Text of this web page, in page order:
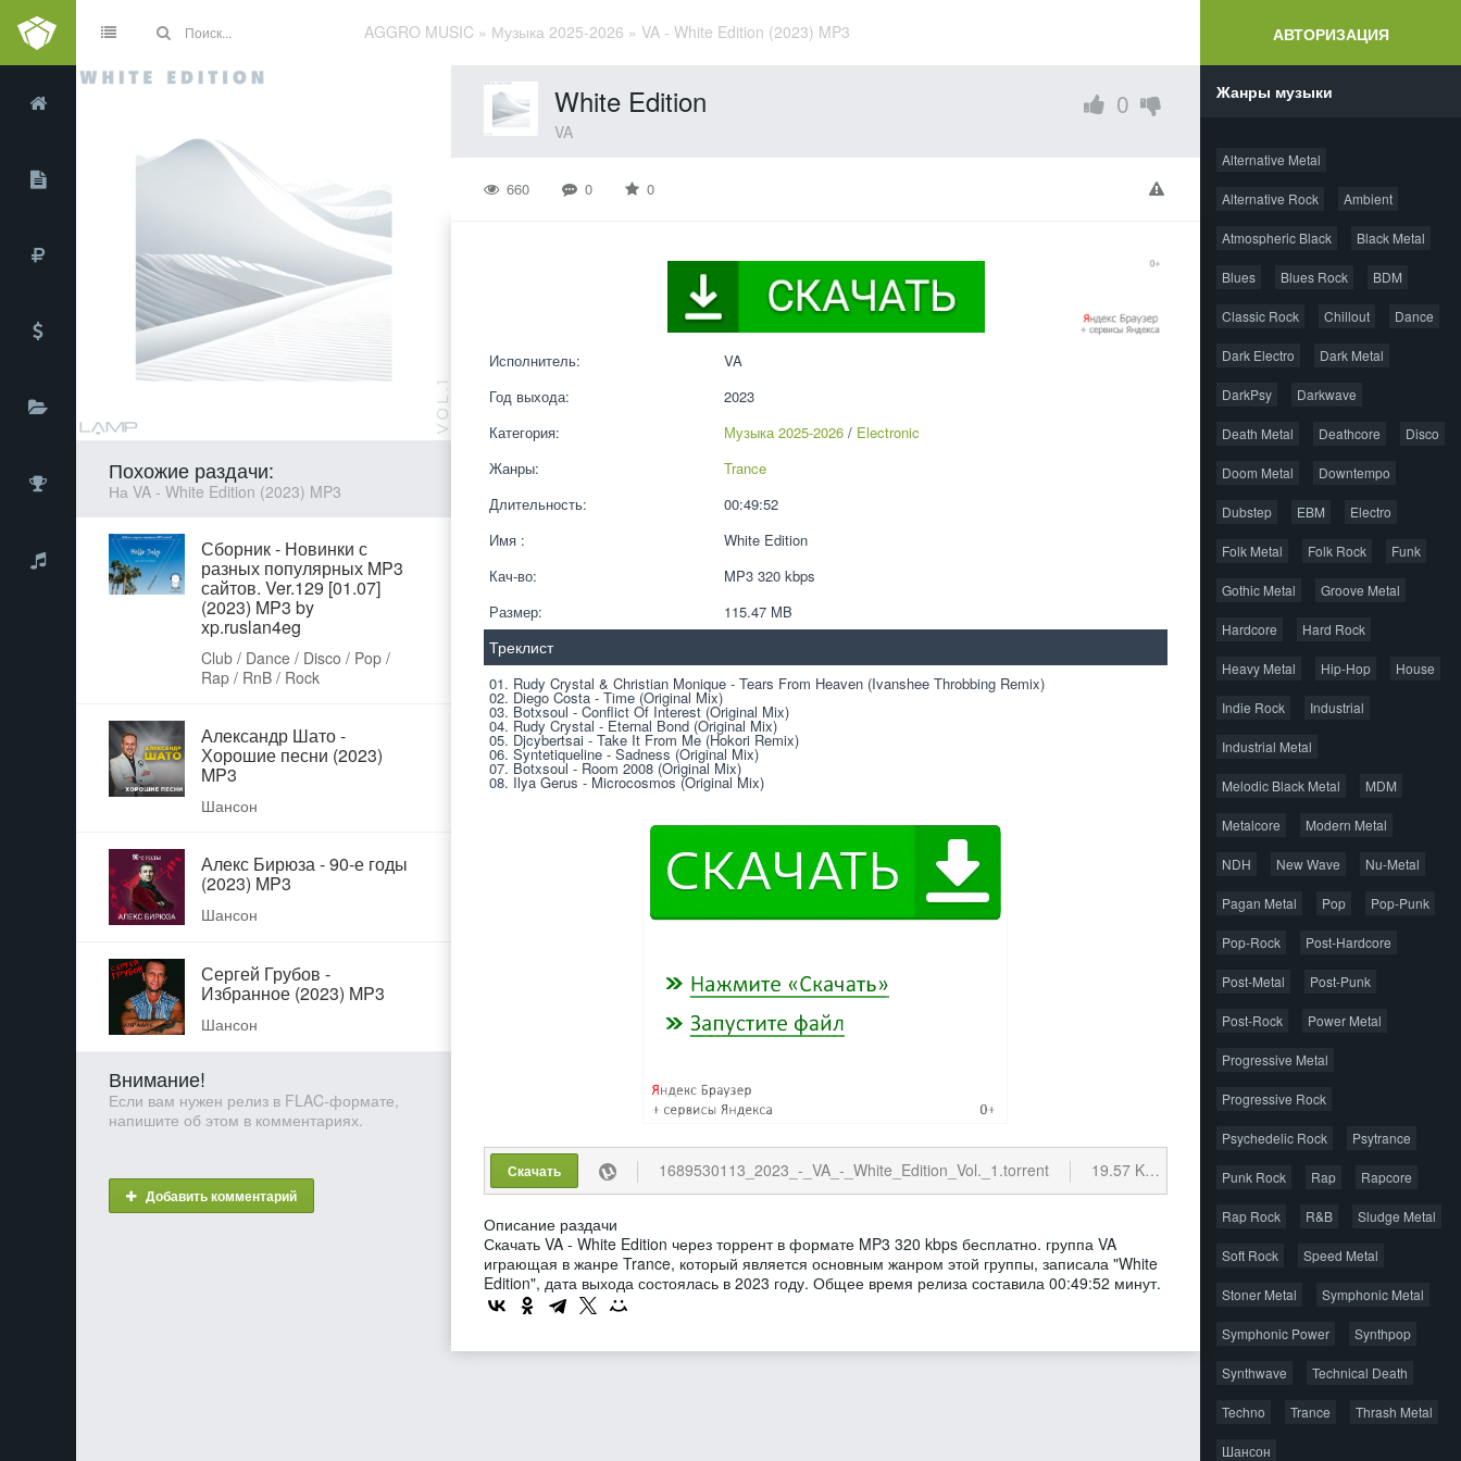
АВТОРИЗАЦИЯ
AGGRO MUSIC » Музыка 2025-2026 » VA - White Edition (2023) MP3
White Edition
VA
0
660 0 0
Исполнитель:
VA
Год выхода:
2023
Категория:
Музыка 2025-2026 / Electronic
Жанры:
Trance
Длительность:
00:49:52
Имя :
White Edition
Кач-во:
MP3 320 kbps
Размер:
115.47 MB
Треклист
01. Rudy Crystal & Christian Monique - Tears From Heaven (Ivanshee Throbbing Remix)
02. Diego Costa - Time (Original Mix)
03. Botxsoul - Conflict Of Interest (Original Mix)
04. Rudy Crystal - Eternal Bond (Original Mix)
05. Djcybertsai - Take It From Me (Hokori Remix)
06. Syntetiqueline - Sadness (Original Mix)
07. Botxsoul - Room 2008 (Original Mix)
08. Ilya Gerus - Microcosmos (Original Mix)
Скачать 1689530113_2023_-_VA_-_White_Edition_Vol._1.torrent 19.57 Kb cкачиваний: 44
Описание раздачи
Скачать VA - White Edition через торрент в формате MP3 320 kbps бесплатно. группа VA
играющая в жанре Trance, который является основным жанром этой группы, записала "White
Edition", дата выхода состоялась в 2023 году. Общее время релиза составила 00:49:52 минут.
Похожие раздачи:
На VA - White Edition (2023) MP3
Сборник - Новинки с
разных популярных MP3
сайтов. Ver.129 [01.07]
(2023) MP3 by
xp.ruslan4eg
Club / Dance / Disco / Pop /
Rap / RnB / Rock
Александр Шато -
Хорошие песни (2023)
MP3
Шансон
Алекс Бирюза - 90-е годы
(2023) MP3
Шансон
Сергей Грубов -
Избранное (2023) MP3
Шансон
Внимание!
Если вам нужен релиз в FLAC-формате,
напишите об этом в комментариях.
Добавить комментарий
Жанры музыки
Alternative Metal
Alternative Rock Ambient
Atmospheric Black Black Metal
Blues Blues Rock BDM
Classic Rock Chillout Dance
Dark Electro Dark Metal
DarkPsy Darkwave
Death Metal Deathcore Disco
Doom Metal Downtempo
Dubstep EBM Electro
Folk Metal Folk Rock Funk
Gothic Metal Groove Metal
Hardcore Hard Rock
Heavy Metal Hip-Hop House
Indie Rock Industrial
Industrial Metal
Melodic Black Metal MDM
Metalcore Modern Metal
NDH New Wave Nu-Metal
Pagan Metal Pop Pop-Punk
Pop-Rock Post-Hardcore
Post-Metal Post-Punk
Post-Rock Power Metal
Progressive Metal
Progressive Rock
Psychedelic Rock Psytrance
Punk Rock Rap Rapcore
Rap Rock R&B Sludge Metal
Soft Rock Speed Metal
Stoner Metal Symphonic Metal
Symphonic Power Synthpop
Synthwave Technical Death
Techno Trance Thrash Metal
Шансон